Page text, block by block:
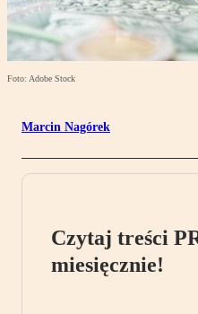
Foto: Adobe Stock
Marcin Nagórek
Czytaj treści
miesięcznie!